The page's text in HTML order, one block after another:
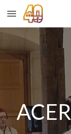
Skip to main